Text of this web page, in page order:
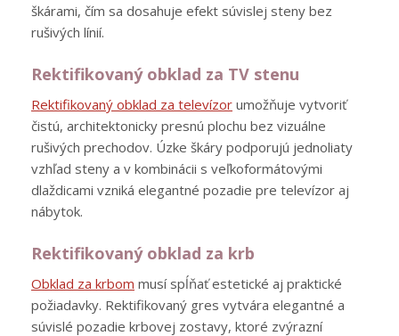
škárami, čím sa dosahuje efekt súvislej steny bez
rušivých línií.
Rektifikovaný obklad za TV stenu
Rektifikovaný obklad za televízor umožňuje vytvoriť
čistú, architektonicky presnú plochu bez vizuálne
rušivých prechodov. Úzke škáry podporujú jednoliaty
vzhľad steny a v kombinácii s veľkoformátovými
dlaždicami vzniká elegantné pozadie pre televízor aj
nábytok.
Rektifikovaný obklad za krb
Obklad za krbom musí spĺňať estetické aj praktické
požiadavky. Rektifikovaný gres vytvára elegantné a
súvislé pozadie krbovej zostavy, ktoré zvýrazní